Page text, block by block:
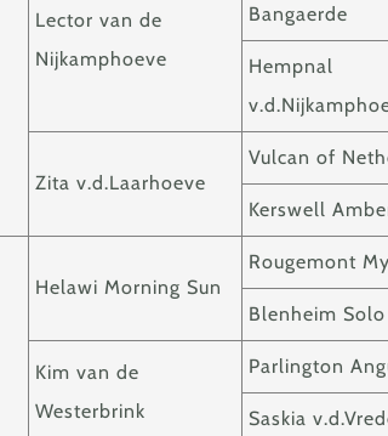
Lector van de
Nijkamphoeve
Bangaerde
Hempnal
Zita v.d.Laarhoeve
Vulcan of
Kerswell
Helawi Morning Sun
Rougemont
Blenheim Solo
Kim van de
Westerbrink
Parlington
Saskia